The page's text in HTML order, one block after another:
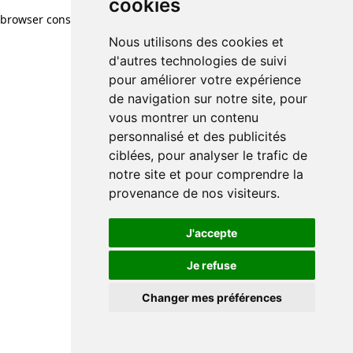
cookies
Nous utilisons des cookies et
d'autres technologies de suivi
pour améliorer votre expérience
de navigation sur notre site, pour
vous montrer un contenu
personnalisé et des publicités
ciblées, pour analyser le trafic de
notre site et pour comprendre la
provenance de nos visiteurs.
J'accepte
Je refuse
Changer mes préférences
browser console for more information)